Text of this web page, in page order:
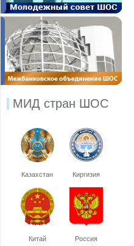
МИД стран ШОС
Казахстан Киргизия
Китай Россия